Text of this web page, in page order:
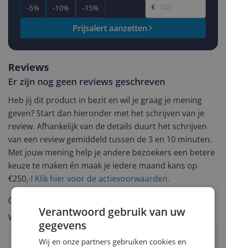
-5% -10% -15%
€
Prijsalert aanzetten
Reviews
Er zijn nog geen reviews geschreven
Heb jij dit product in bezit en wil je graag je mening
geven? Start dan hieronder met het schrijven van je
review. Afhankelijk van de details duurt het schrijven
van een review gemiddeld tussen de 3 en 10 minuten.
Met jouw mening help je andere bezoekers een betere
keuze te maken én maak je iedere maand kans op
€250,-! Klik hier voor de actievoorwaarden.
Cijfer
Welk cijfer geef jij dit product?
8
6
2
Verantwoord gebruik van uw
gegevens
Wij en onze partners gebruiken cookies en